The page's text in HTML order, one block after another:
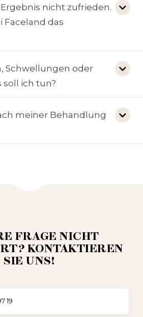
nicht zufrieden.
Faceland das
Schwellungen oder
soll ich tun?
meiner Behandlung
FRAGE NICHT
KONTAKTIEREN
SIE UNS!
19